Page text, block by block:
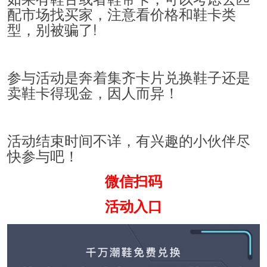
配市场找买家，注意看价格和鞋卡类
型，别被骗了!
参与活动是奔着集齐卡片兑换鞋子还是
卖鞋卡得现金，因人而异！
活动结束时间不详，有兴趣的小伙伴尽
快参与吧！
微信扫码
活动入口